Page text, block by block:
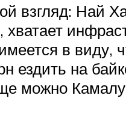
взгляд: Най
в виду,
ездить на
можно